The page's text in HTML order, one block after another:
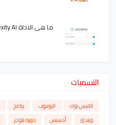
ما هي الاداة Perplexity AI كيف تعمل واستخدم؟
التسميات
الفيس بوك اليوتيوب برامج
ويندوز
أدسنس دورة بلوجر